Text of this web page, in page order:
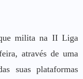
milita na II Liga
através de uma
suas plataformas